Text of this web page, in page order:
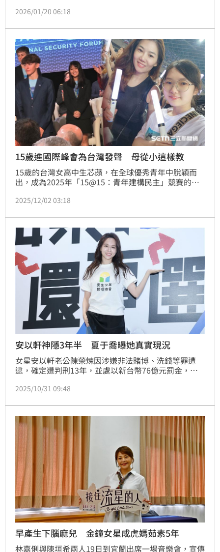
拘禁凌虐致死罪提起公訴，全案將由國民法官審理。據
匙開門，女兒淚眼汪汪大喊「爸爸終於來了」，但父親
卻沒救出女兒，捨棄最後讓女兒活命的機會。
2026/01/20 06:18
15歲進國際峰會為台灣發聲 母從小這樣教
15歲的台灣女高中生芯蘋，在全球優秀青年中脫穎而
出，成為2025年「15@15：青年建構民主」競賽的五
論壇。根據國教行動聯盟調查，台灣青少年關注的議題
全與民主建設，並透露未來有意投身政界。年輕的她已
站上國際舞台，展現卓越的自律與遠見。她的母親也在
接受訪問時分享，家庭教育在芯蘋成長中扮演了關鍵角
色。
2025/12/02 03:18
安以軒神隱3年半 夏于喬曝她真實現況
女星安以軒老公陳榮煉因涉嫌非法賭博、洗錢等罪遭
逮，確定遭判刑13年，並處以新台幣76億元罰金，而
出席更生少年關懷協會「如果，還有選擇」，透露安以
媽」，夏于喬則表示「我覺得還好。」
2025/10/31 09:48
早產生下腦麻兒 金鐘女星成虎媽茹素5年
林嘉俐與陳垣希兩人19日到宜蘭出席一場音樂會，宣傳